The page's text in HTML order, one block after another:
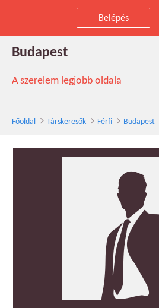
Belépés
cselö istván társkereső
Budapest
A szerelem legjobb oldala
Főoldal Társkeresők Férfi Budapest